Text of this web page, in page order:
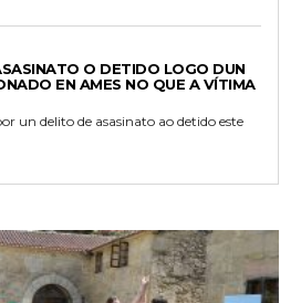
O DETIDO LOGO DUN
EN AMES NO QUE A VÍTIMA
un delito de asasinato ao detido este